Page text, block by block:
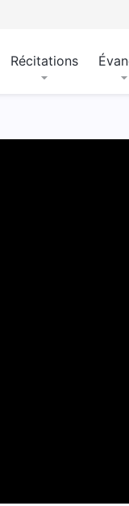
Récitations